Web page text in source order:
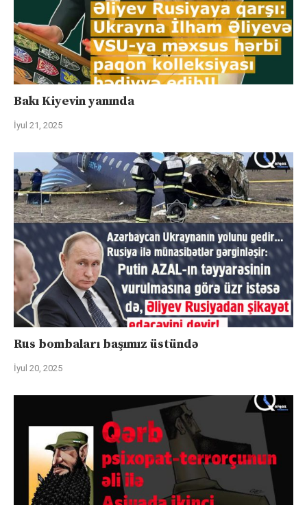
Bakı Kiyevin yanında
İyul 21, 2025
Rus bombaları başımız üstündə
İyul 20, 2025